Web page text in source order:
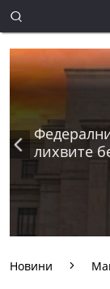
лихвите
Новини